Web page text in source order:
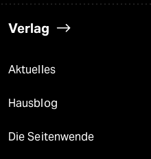
Verlag
Aktuelles
Hausblog
Die Seitenwende